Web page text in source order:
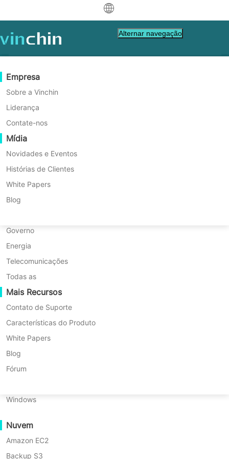
Download Suporte
Contato
de
中文
Proteção de Dados
Backup & Recovery
Replicação em Tempo Real
Proteção Contínua de Dados
Cópia Offsite
Arquivamento
Orquestração de Tarefas
Mobilidade de Cargas de Trabalho
Migração V2V
Migração P2P
Migração C2C
Migração C2V
Migração P2C
Recuperabilidade
Verificação de Recuperação de VM
Verificação de Recuperação do SO
Segurança de Dados
Backup para a Nuvem
Conformidade com o GDPR
Virtual
VMware
Hyper-V
Proxmox
XCP-ng
oVirt
H3C CAS/UIS
ZStack
Sangfor HCI
Huawei FusionCompute
Red Hat Virtualization
Oracle OLVM
XenServer/Citrix Hypervisor
KayGrid
InCloud Sphere
Arcfra
FusionOne Compute
NexaVM
Servidor Físico
Windows
Nuvem
Amazon EC2
Backup S3
Recursos de Suporte
Base de Conhecimento
Como vídeos fazer
Centro de Ajuda
Eventos ao vivo
Webinars
Demonstração ao Vivo
Histórias de Clientes
Serviços de TI
Governo
Energia
Telecomunicações
Todas as
Mais Recursos
Contato de Suporte
Características do Produto
White Papers
Blog
Fórum
Guia de Compra
Aprenda Como Comprar
Política de Licenciamento
Perguntas frequentes
Contact
Pedir uma Cotação
Torne-se um Parceiro
Programa de Parceria
Torne-se um Parceiro
Encontre um Parceiro
Encontre um Parceiro Local
Já é parceiro
Portal de Parceiros - Login
Empresa
Sobre a Vinchin
Liderança
Contate-nos
Mídia
Novidades e Eventos
Histórias de Clientes
White Papers
Blog
Alternar navegação
Início Database Tips
Configurações de Logs de
Arquivo de Sistema no
Oracle?
Alterar corretamente o log de arquivos do
sistema melhora a eficiência de recuperação
de dados e armazenamento. Ao ajustar o
backups regulares, você garante a
Índice
sistema
no
Tabela de conteúdos:
banco de dados Oracle?
Proteja seu banco de dados,
proteja seu negócio!